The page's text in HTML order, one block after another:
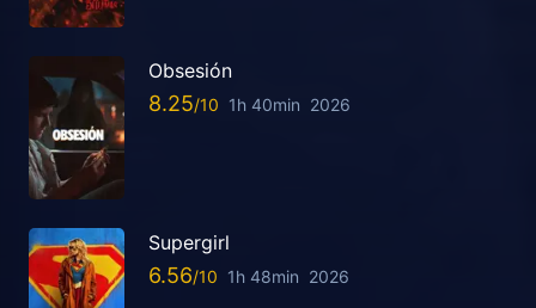
Obsesión
8.25 1h 40min 2026
Supergirl
6.56 1h 48min 2026